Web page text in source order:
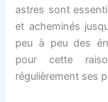
astres sont
et acheminés
peu à peu des
pour cette
régulièrement ses